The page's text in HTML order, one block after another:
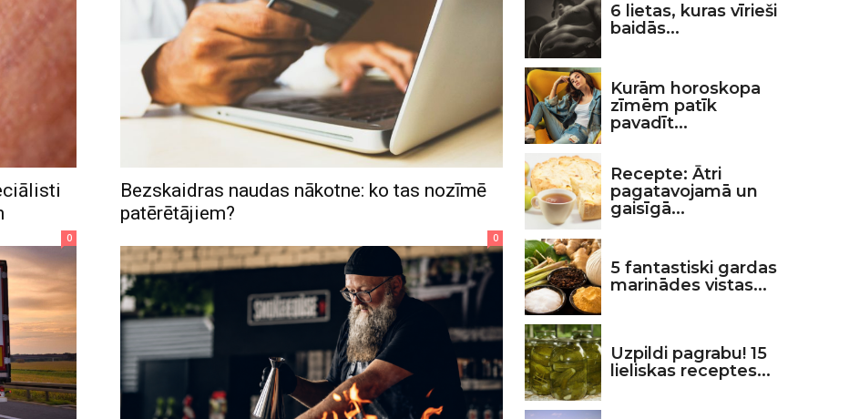
0
Bezskaidras naudas nākotne: ko tas nozīmē
patērētājiem?
0
6 lietas, kuras vīrieši
baidās...
Kurām horoskopa
zīmēm patīk
pavadīt...
Recepte: Ātri
pagatavojamā un
gaisīgā...
5 fantastiski gardas
marinādes vistas...
Uzpildi pagrabu! 15
lieliskas receptes...